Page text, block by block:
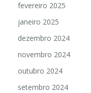
fevereiro 2025
janeiro 2025
dezembro 2024
novembro 2024
outubro 2024
setembro 2024